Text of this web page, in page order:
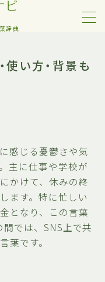
ビ
辞典
使い方・背景も
感じる憂鬱さや気
主に仕事や学校が
かけて、休みの終
ます。特に忙しい
となり、この言葉
では、SNS上で共
葉です。